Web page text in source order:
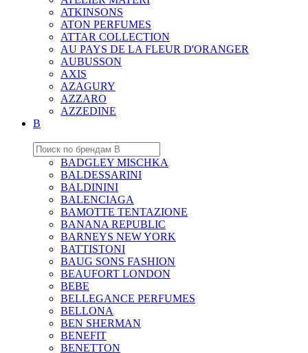
ATKINSONS
ATON PERFUMES
ATTAR COLLECTION
AU PAYS DE LA FLEUR D'ORANGER
AUBUSSON
AXIS
AZAGURY
AZZARO
AZZEDINE
B
BADGLEY MISCHKA
BALDESSARINI
BALDININI
BALENCIAGA
BAMOTTE TENTAZIONE
BANANA REPUBLIC
BARNEYS NEW YORK
BATTISTONI
BAUG SONS FASHION
BEAUFORT LONDON
BEBE
BELLEGANCE PERFUMES
BELLONA
BEN SHERMAN
BENEFIT
BENETTON